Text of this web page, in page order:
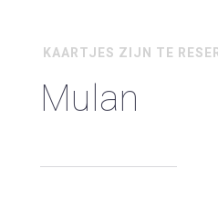
KAARTJES ZIJN TE
Mulan